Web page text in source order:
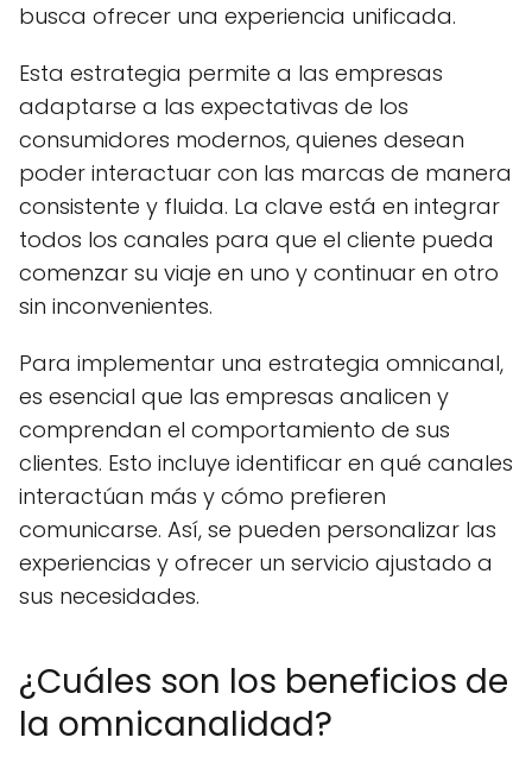
busca ofrecer una experiencia unificada.
Esta estrategia permite a las empresas
adaptarse a las expectativas de los
consumidores modernos, quienes desean
poder interactuar con las marcas de manera
consistente y fluida. La clave está en integrar
todos los canales para que el cliente pueda
comenzar su viaje en uno y continuar en otro
sin inconvenientes.
Para implementar una estrategia omnicanal,
es esencial que las empresas analicen y
comprendan el comportamiento de sus
clientes. Esto incluye identificar en qué canales
interactúan más y cómo prefieren
comunicarse. Así, se pueden personalizar las
experiencias y ofrecer un servicio ajustado a
sus necesidades.
¿Cuáles son los beneficios de
la omnicanalidad?